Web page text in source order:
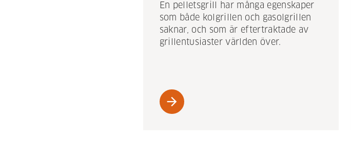
En pelletsgrill har många egenskaper
som både kolgrillen och gasolgrillen
saknar, och som är eftertraktade av
grillentusiaster världen över.
arrow_forward